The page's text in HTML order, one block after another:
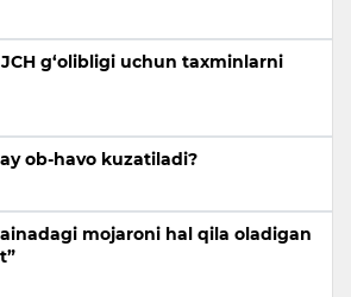
g‘olibligi uchun taxminlarni
ob-havo kuzatiladi?
mojaroni hal qila oladigan